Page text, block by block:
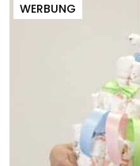
WERBUNG